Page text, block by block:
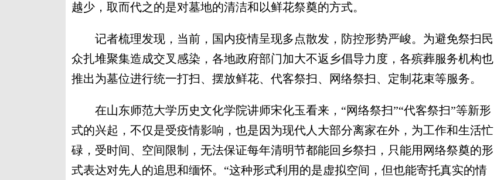
越少，取而代之的是对墓地的清洁和以鲜花祭奠的方式。
记者梳理发现，当前，国内疫情呈现多点散发，防控形势严峻。为避免祭扫民
众扎堆聚集造成交叉感染，各地政府部门加大不返乡倡导力度，各殡葬服务机构也
推出为墓位进行统一打扫、摆放鲜花、代客祭扫、网络祭扫、定制花束等服务。
在山东师范大学历史文化学院讲师宋化玉看来，“网络祭扫”“代客祭扫”等新形
式的兴起，不仅是受疫情影响，也是因为现代人大部分离家在外，为工作和生活忙
碌，受时间、空间限制，无法保证每年清明节都能回乡祭扫，只能用网络祭奠的形
式表达对先人的追思和缅怀。“这种形式利用的是虚拟空间，但也能寄托真实的情